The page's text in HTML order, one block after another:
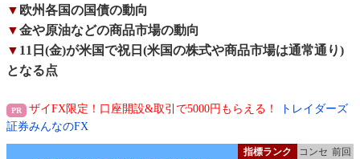
▼ 欧州各国の国債の動向
▼金や原油などの商品市場の動向
▼ 11日(金)が米国で祝日(米国の株式や商品市場は通常通り)
となる点
ザイFX限定！口座開設&取引で5000円もらえる！
トレイダーズ
証券みんなのFX
指標ランク
コンセ 前回